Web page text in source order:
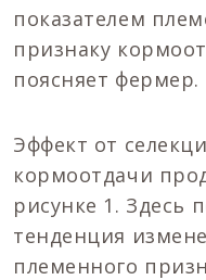
показателем
признаку
поясняет фермер.
Эффект от
кормоотдачи
рисунке 1. Здесь
тенденция
племенного